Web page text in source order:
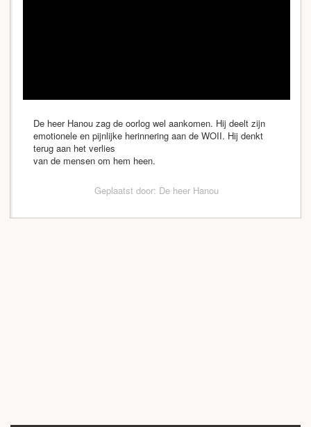
De heer Hanou zag de oorlog wel aankomen. Hij deelt zijn
emotionele en pijnlijke herinnering aan de WOII. Hij denkt
terug aan het verlies
van de mensen om hem heen.
Geplaatst door: De heer Hanou